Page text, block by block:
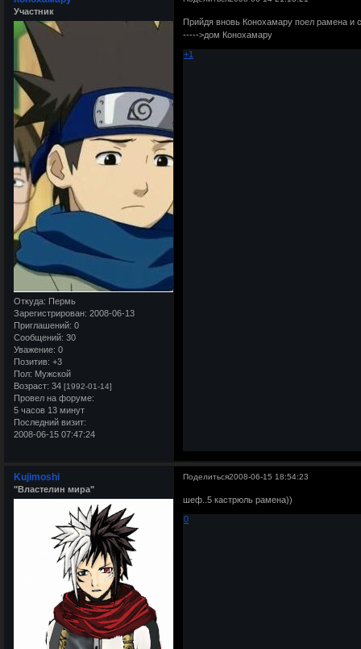
Участник
Откуда: Пермь
Зарегистрирован: 2008-06-13
Приглашений: 0
Сообщений: 30
Уважение: 0
Позитив: +3
Пол: Мужской
Возраст: 34 [1992-01-14]
Провел на форуме:
5 часов 13 минут
Последний визит:
2008-06-15 07:47:24
Прийдя вновь Конохамару поел рамена
----->дом Конохамару
+1
Поделиться2008-06-15 18:54:23
Kujimoshi
"Властелин мира"
шеф..5 кастрюль рамена))
0